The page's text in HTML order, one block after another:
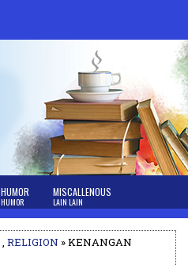
HUMOR
HUMOR
MISCALLENOUS
LAIN LAIN
, RELIGION » KENANGAN